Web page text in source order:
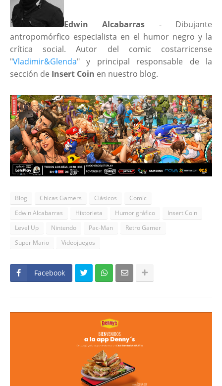
Edwin Alcabarras - Dibujante
antropomórfico especialista en el humor negro y la
crítica social. Autor del comic costarricense
"Vladimir&Glenda" y principal responsable de la
sección de Insert Coin en nuestro blog.
Blog Chicas Gamers Clásicos
Comic
Edwin Alcabarras
Historieta Humor gráfico
Insert Coin
Level Up
Nintendo Pac-Man
Retro Gamer
Super Mario
Videojuegos
Facebook